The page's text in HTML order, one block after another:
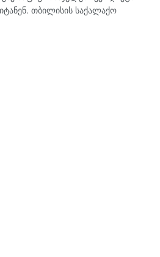
თბილისის საქალაქო